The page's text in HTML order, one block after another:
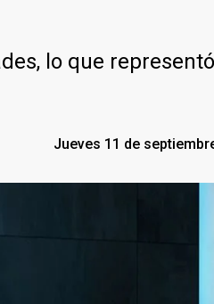
lo que
Jueves 11 de